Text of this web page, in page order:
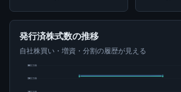
発行済株式数の推移
自社株買い・増資・分割の履歴が見える
20百万株
30百万株